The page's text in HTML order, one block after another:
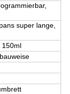
super lange,
150ml